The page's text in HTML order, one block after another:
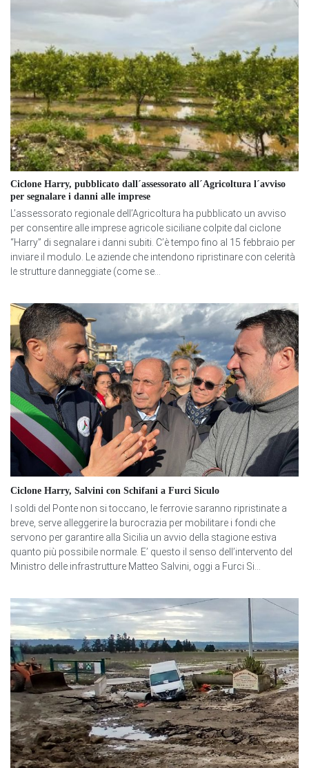
Ciclone Harry, pubblicato dall´assessorato all´Agricoltura l´avviso
per segnalare i danni alle imprese
L’assessorato regionale dell’Agricoltura ha pubblicato un avviso
per consentire alle imprese agricole siciliane colpite dal ciclone
“Harry” di segnalare i danni subiti. C’è tempo fino al 15 febbraio per
inviare il modulo. Le aziende che intendono ripristinare con celerità
le strutture danneggiate (come se...
Ciclone Harry, Salvini con Schifani a Furci Siculo
I soldi del Ponte non si toccano, le ferrovie saranno ripristinate a
breve, serve alleggerire la burocrazia per mobilitare i fondi che
servono per garantire alla Sicilia un avvio della stagione estiva
quanto più possibile normale. E’ questo il senso dell’intervento del
Ministro delle infrastrutture Matteo Salvini, oggi a Furci Si...